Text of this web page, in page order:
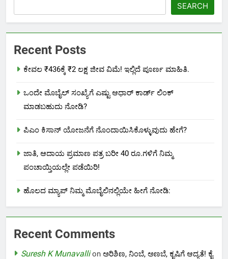
SEARCH
Recent Posts
ಕೇವಲ ₹436ಕ್ಕೆ ₹2 ಲಕ್ಷ ಜೀವ ವಿಮೆ! ಇಲ್ಲಿದೆ ಪೂರ್ಣ ಮಾಹಿತಿ.
ಒಂದೇ ಮೊಬೈಲ್ ಸಂಖ್ಯೆಗೆ ಎಷ್ಟು ಆಧಾರ್ ಕಾರ್ಡ್ ಲಿಂಕ್
ಮಾಡಬಹುದು ನೋಡಿ?
ಪಿಎಂ ಕಿಸಾನ್ ಯೋಜನೆಗೆ ನೊಂದಾಯಿಸಿಕೊಳ್ಳುವುದು ಹೇಗೆ?
ಜಾತಿ, ಆದಾಯ ಪ್ರಮಾಣ ಪತ್ರ ಬರೀ 40 ರೂ.ಗಳಿಗೆ ನಿಮ್ಮ
ಪಂಚಾಯ್ತಿಯಲ್ಲೇ ಪಡೆಯಿರಿ!
ಹೊಲದ ಮ್ಯಾಪ್ ನಿಮ್ಮ ಮೊಬೈಲಿನಲ್ಲಿಯೇ ಹೀಗೆ ನೋಡಿ:
Recent Comments
Suresh K Munavallion ಅರಿಶಿಣ, ನಿಂಬೆ, ಅಣಬೆ, ಕೃಷಿಗೆ ಆದ್ಯತೆ! ಕೈ